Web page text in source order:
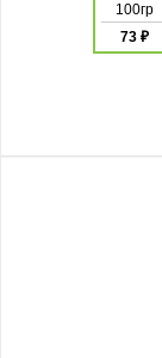
100гр
73 ₽